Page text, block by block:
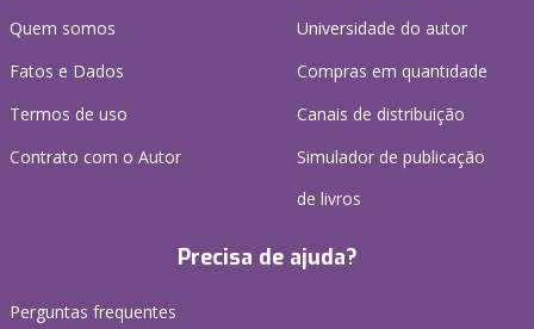
Quem somos
Fatos e Dados
Termos de uso
Contrato com o Autor
Universidade do autor
Compras em quantidade
Canais de distribuição
Simulador de publicação
de livros
Precisa de ajuda?
Perguntas frequentes